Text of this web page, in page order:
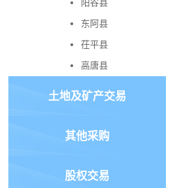
阳谷县
东阿县
茌平县
高唐县
土地及矿产交易
其他采购
股权交易